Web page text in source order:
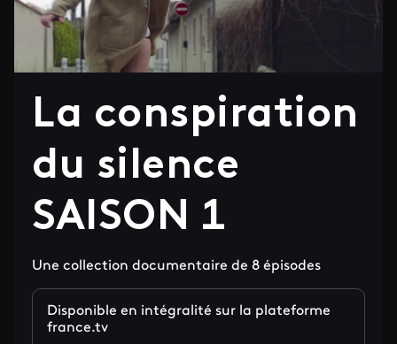
La conspiration
du silence
SAISON 1
Une collection documentaire de 8 épisodes
Disponible en intégralité sur la plateforme
france.tv